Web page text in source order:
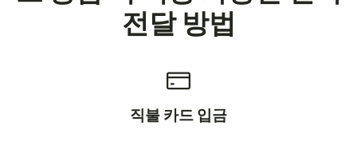
전달 방법
직불 카드 입금